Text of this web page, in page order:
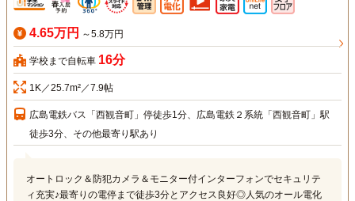
4.65万円 ～5.8万円
学校まで自転車 16分
1K／25.7m²／7.9帖
広島電鉄バス「西観音町」停徒歩1分、広島電鉄２系統「西観音町」駅
徒歩3分、その他最寄り駅あり
オートロック＆防犯カメラ＆モニター付インターフォンでセキュリテ
ィ充実♪最寄りの電停まで徒歩3分とアクセス良好◎人気のオール電化